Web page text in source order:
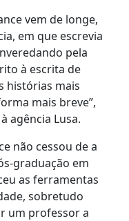
vem de longe,
em que escrevia
pela
à escrita de
histórias mais
mais breve”,
agência Lusa.
não cessou de a
graduação em
as ferramentas
sobretudo
um professor a